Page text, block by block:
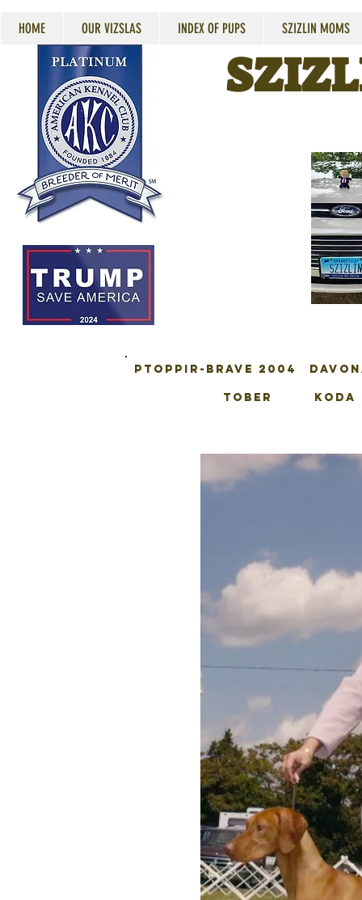
HOME OUR VIZSLAS INDEX OF PUPS SZIZLIN MOMS
PTOPPIR-BRAVE 2004
TOBER KODA